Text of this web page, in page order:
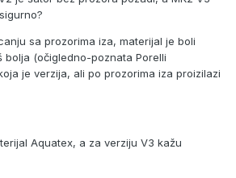
sa prozorima iza, materijal je boli
bolja (očigledno-poznata Porelli
je verzija, ali po prozorima iza proizilazi
Aquatex, a za verziju V3 kažu